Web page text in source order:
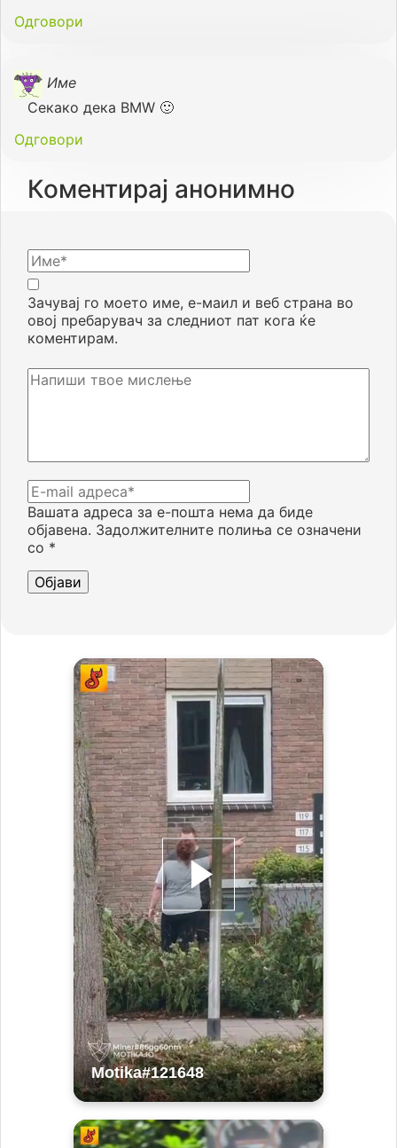
Одговори
Име
Секако дека BMW 🙂
Одговори
Коментирај анонимно
Вашата адреса за е-пошта нема да биде
објавена. Задолжителните полиња се означени
со *
Зачувај го моето име, е-маил и веб страна во
овој пребарувач за следниот пат кога ќе
коментирам.